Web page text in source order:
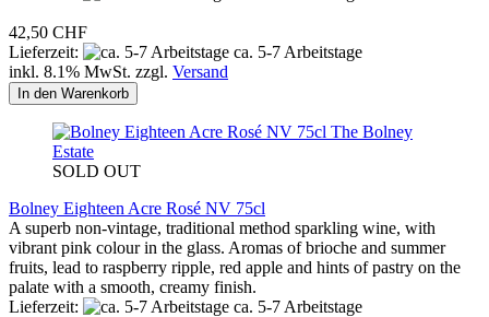
42,50 CHF
Lieferzeit:
ca. 5-7 Arbeitstage
inkl. 8.1% MwSt. zzgl. Versand
In den Warenkorb
The Bolney
Estate
SOLD OUT
Bolney Eighteen Acre Rosé NV 75cl
A superb non-vintage, traditional method sparkling wine, with
vibrant pink colour in the glass. Aromas of brioche and summer
fruits, lead to raspberry ripple, red apple and hints of pastry on the
palate with a smooth, creamy finish.
Lieferzeit:
ca. 5-7 Arbeitstage